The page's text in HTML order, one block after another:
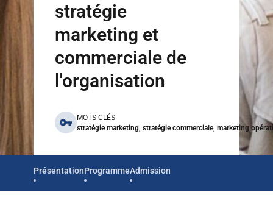
stratégie
marketing et
commerciale de
l'organisation
benefits
MOTS-CLÉS
stratégie marketing, stratégie commerciale, marketing
PrésentationProgrammeAdmission